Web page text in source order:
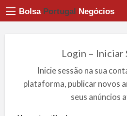
Bolsa Portugal Negócios
Login – Iniciar
Inicie sessão na sua
plataforma, publicar novos
seus anúncios